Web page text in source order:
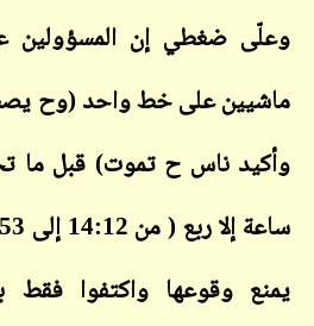
وعلّى ضغطي إن المسؤولين
ماشيين على خط واحد (وح
وأكيد ناس ح تموت) قبل ما
يمنع وقوعها واكتفوا فقط